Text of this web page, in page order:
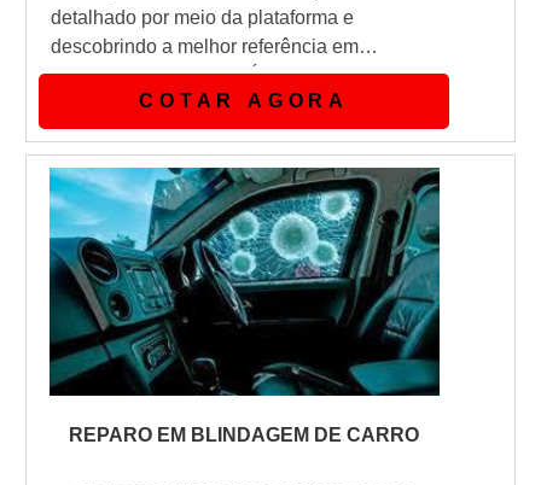
detalhado por meio da plataforma e
descobrindo a melhor referência em
qualidade do mercado.É importante lembrar
que o serviço deve sempre ser prestado por
empresas especializadas no segmento.
Esse tipo de cuidado ajuda a garantir a
qualidade e assertividade do serviço, além
de evitar prejuízos com imprevistos e
execuções ma...
COTAR AGORA
REPARO EM BLINDAGEM DE CARRO